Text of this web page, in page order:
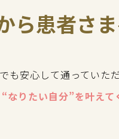
ら患者さ
も安心して通っていた
なりたい自分”を叶えて